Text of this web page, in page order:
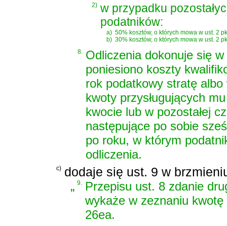
2) w przypadku
podatników:
a) 50% kosztów, o których mowa w ust. 2
b) 30% kosztów, o których mowa w ust. 2
8.
Odliczenia dokonuje się
poniesiono koszty
rok podatkowy stratę
kwoty przysługujących
kwocie lub w pozostałej
następujące po sobie
po roku, w którym
odliczenia.
c) dodaje się ust. 9 w
„9.
Przepisu ust. 8 zdanie
wykaże w zeznaniu
26ea.